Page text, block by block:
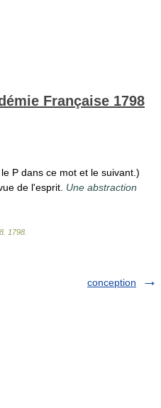
Française 1798
le P dans ce mot et le suivant.)
de l'esprit. Une abstraction
1798
conception